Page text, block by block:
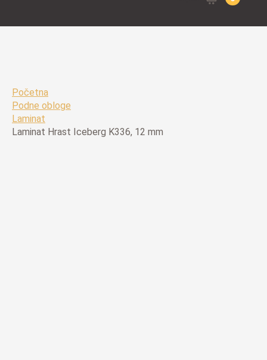
Početna
Podne obloge
Laminat
Laminat Hrast Iceberg K336, 12 mm